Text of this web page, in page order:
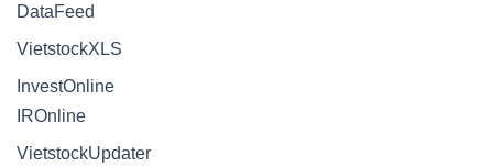
DataFeed
VietstockXLS
InvestOnline
IROnline
VietstockUpdater